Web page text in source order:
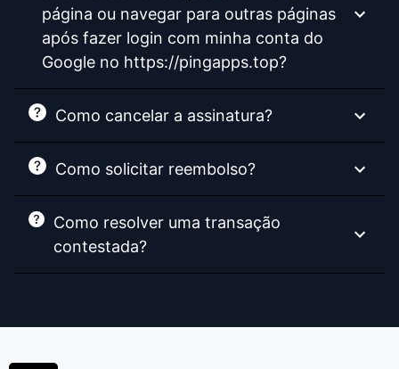
página ou navegar para outras páginas
após fazer login com minha conta do
Google no https://pingapps.top?
Como cancelar a assinatura?
Como solicitar reembolso?
Como resolver uma transação
contestada?